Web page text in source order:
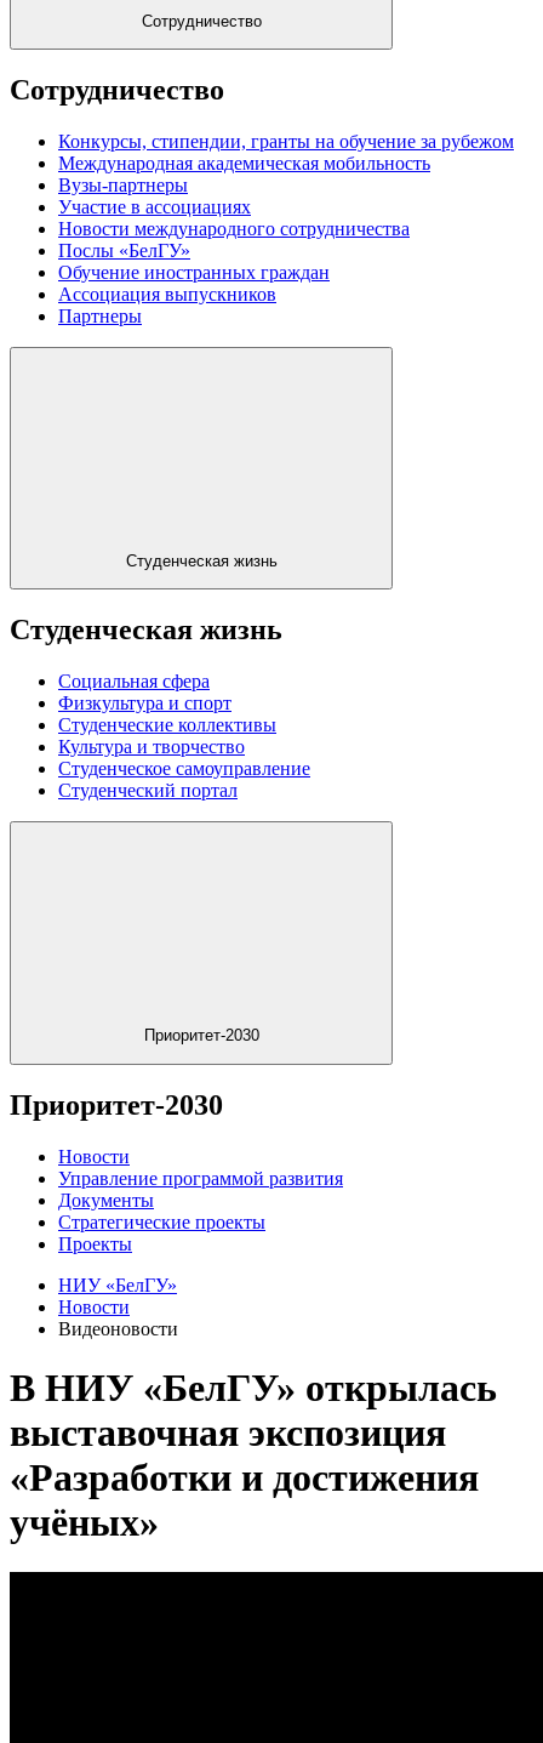
Сотрудничество
Сотрудничество
Конкурсы, стипендии, гранты на обучение за рубежом
Международная академическая мобильность
Вузы-партнеры
Участие в ассоциациях
Новости международного сотрудничества
Послы «БелГУ»
Обучение иностранных граждан
Ассоциация выпускников
Партнеры
Студенческая жизнь
Студенческая жизнь
Социальная сфера
Физкультура и спорт
Студенческие коллективы
Культура и творчество
Студенческое самоуправление
Студенческий портал
Приоритет-2030
Приоритет-2030
Новости
Управление программой развития
Документы
Стратегические проекты
Проекты
НИУ «БелГУ»
Новости
Видеоновости
В НИУ «БелГУ» открылась
выставочная экспозиция
«Разработки и достижения
учёных»